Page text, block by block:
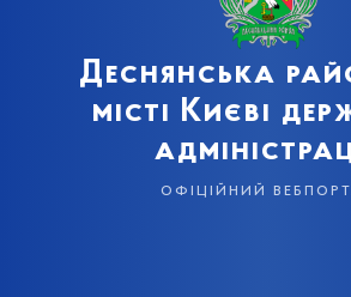
Деснянська
місті Києві
офіційний